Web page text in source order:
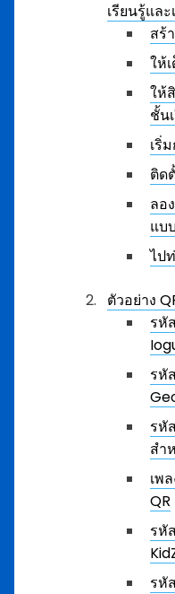
เรียนรู้และ
สร้
ให้
ให้
ชั้น
เริ่
ติด
ลอ
แบ
ไป
ตัวอย่าง
รหั
รหั
รหั
สำ
เพ
QR
รหั
รหั